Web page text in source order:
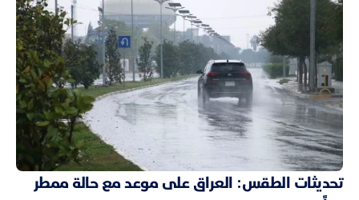
تحديثات الطقس: العراق على موعد مع حالة ممطر